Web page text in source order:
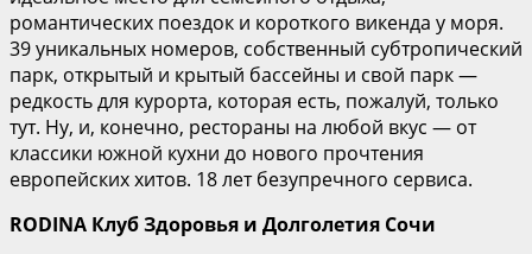
романтических поездок и короткого викенда у моря.
39 уникальных номеров, собственный субтропический
парк, открытый и крытый бассейны и свой парк —
редкость для курорта, которая есть, пожалуй, только
тут. Ну, и, конечно, рестораны на любой вкус — от
классики южной кухни до нового прочтения
европейских хитов. 18 лет безупречного сервиса.
RODINA Клуб Здоровья и Долголетия Сочи